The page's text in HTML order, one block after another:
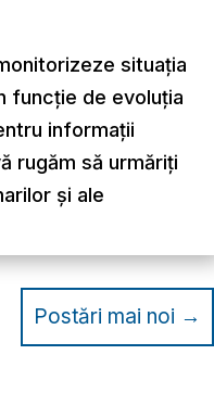
situația
funcție de evoluția
informații
rugăm să urmăriți
și ale
Postări mai noi →